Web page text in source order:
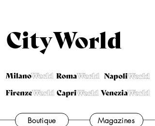
CityWorld
Magazines
Boutique